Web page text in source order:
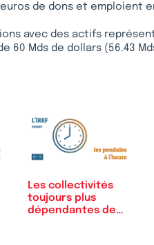
de dons et emploient
avec des actifs
60 Mds de dollars (56.43
Les collectivités
toujours plus
dépendantes de…